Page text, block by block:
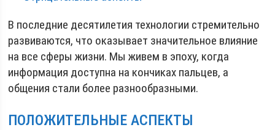
В последние десятилетия технологии стремительно
развиваются, что оказывает значительное влияние
на все сферы жизни. Мы живем в эпоху, когда
информация доступна на кончиках пальцев, а
общения стали более разнообразными.
ПОЛОЖИТЕЛЬНЫЕ АСПЕКТЫ